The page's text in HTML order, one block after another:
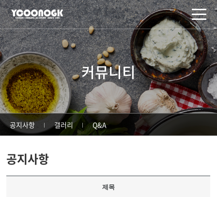
주메뉴 바로가기
컨텐츠 바로가기
커뮤니티
공지사항 갤러리 Q&A
공지사항
제목